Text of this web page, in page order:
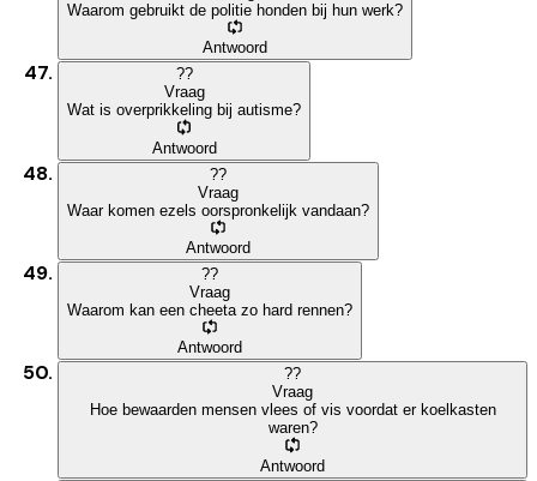
Waarom gebruikt de politie honden bij hun werk?
Antwoord
??
Vraag
Wat is overprikkeling bij autisme?
Antwoord
??
Vraag
Waar komen ezels oorspronkelijk vandaan?
Antwoord
??
Vraag
Waarom kan een cheeta zo hard rennen?
Antwoord
??
Vraag
Hoe bewaarden mensen vlees of vis voordat er koelkasten
waren?
Antwoord